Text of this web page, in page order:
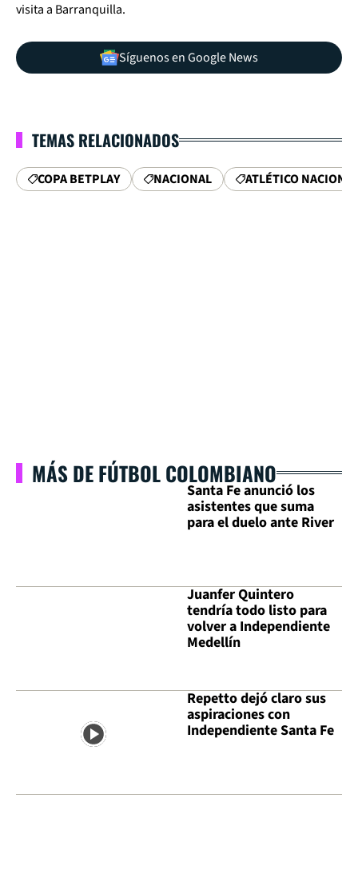
visita a Barranquilla.
Síguenos en Google News
TEMAS RELACIONADOS
COPA BETPLAY NACIONAL ATLÉTICO
MÁS DE FÚTBOL COLOMBIANO
Santa Fe anunció los
asistentes que suma
para el duelo ante River
Juanfer Quintero
tendría todo listo para
volver a Independiente
Medellín
Repetto dejó claro sus
aspiraciones con
Independiente Santa Fe